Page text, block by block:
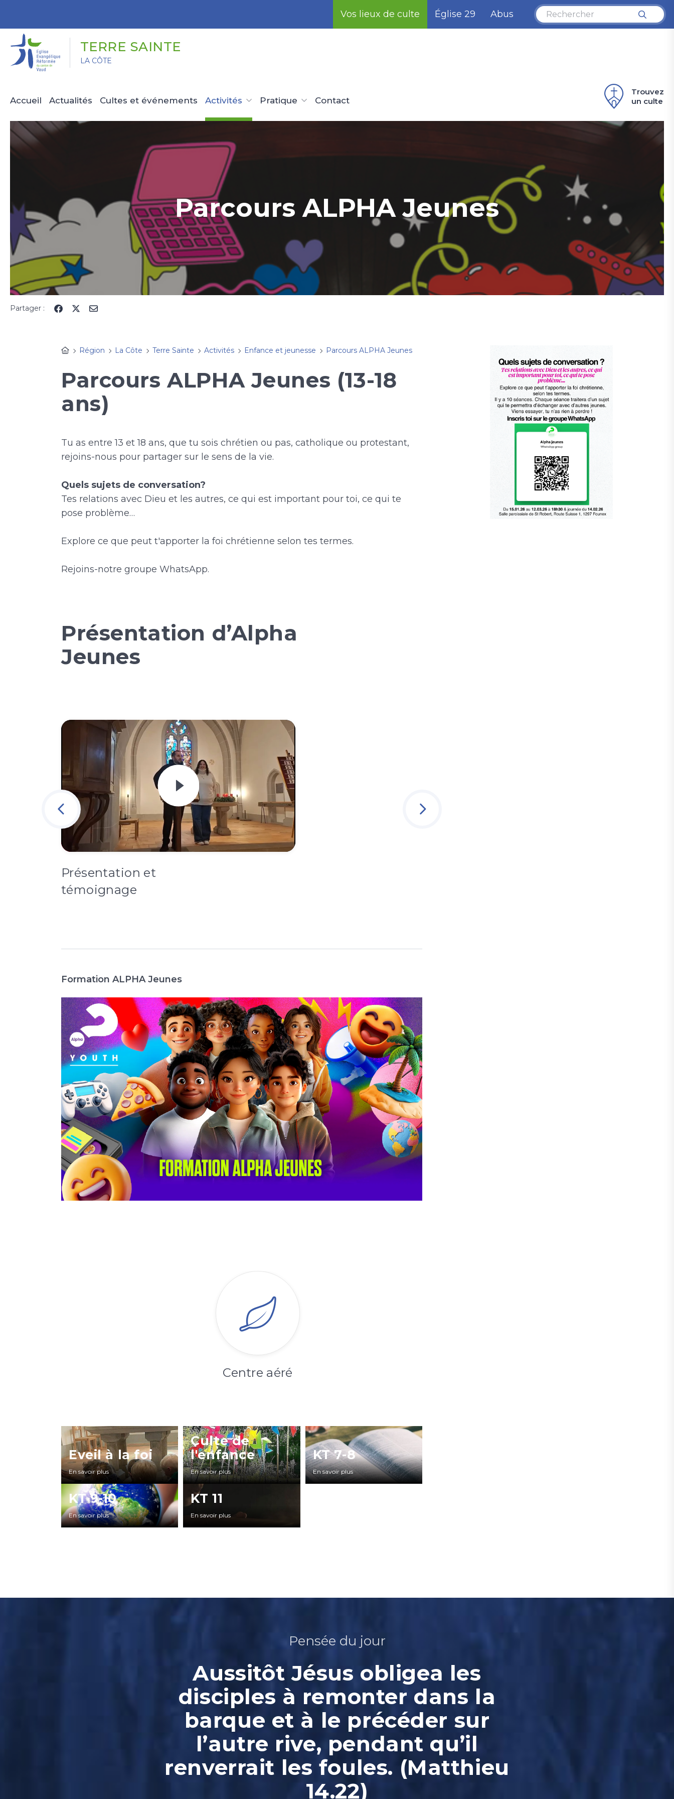
Vos lieux de culte Église 29 Abus
TERRE SAINTE
LA CÔTE
Accueil Actualités Cultes et événements Activités Pratique Contact
Trouvez
un culte
Parcours ALPHA Jeunes
Partager :
Région La Côte Terre Sainte Activités Enfance et jeunesse Parcours ALPHA Jeunes
Parcours ALPHA Jeunes (13-18
ans)
Tu as entre 13 et 18 ans, que tu sois chrétien ou pas, catholique ou protestant,
rejoins-nous pour partager sur le sens de la vie.
Quels sujets de conversation?
Tes relations avec Dieu et les autres, ce qui est important pour toi, ce qui te
pose problème…
Explore ce que peut t'apporter la foi chrétienne selon tes termes.
Rejoins-notre groupe WhatsApp.
Présentation d’Alpha
Jeunes
Présentation et
témoignage
Formation ALPHA Jeunes
Centre aéré
Eveil à la foi
En savoir plus
Culte de
l'enfance
En savoir plus
KT 7-8
En savoir plus
KT 9-10
En savoir plus
KT 11
En savoir plus
Pensée du jour
Aussitôt Jésus obligea les
disciples à remonter dans la
barque et à le précéder sur
l’autre rive, pendant qu’il
renverrait les foules. (Matthieu
14.22)